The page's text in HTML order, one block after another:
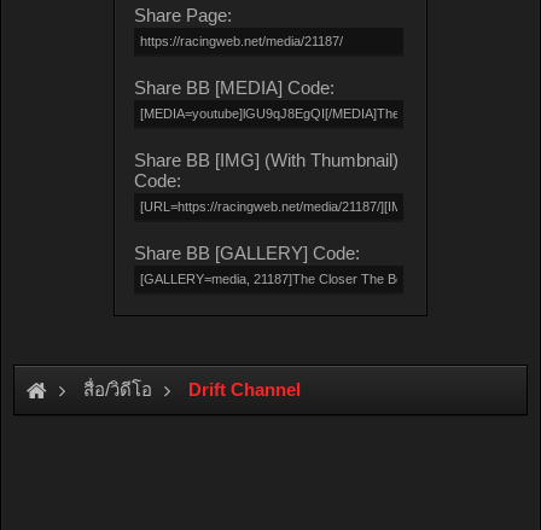
Share Page:
Share BB [MEDIA] Code:
Share BB [IMG] (With Thumbnail)
Code:
Share BB [GALLERY] Code:
สื่อ/วิดีโอ Drift Channel